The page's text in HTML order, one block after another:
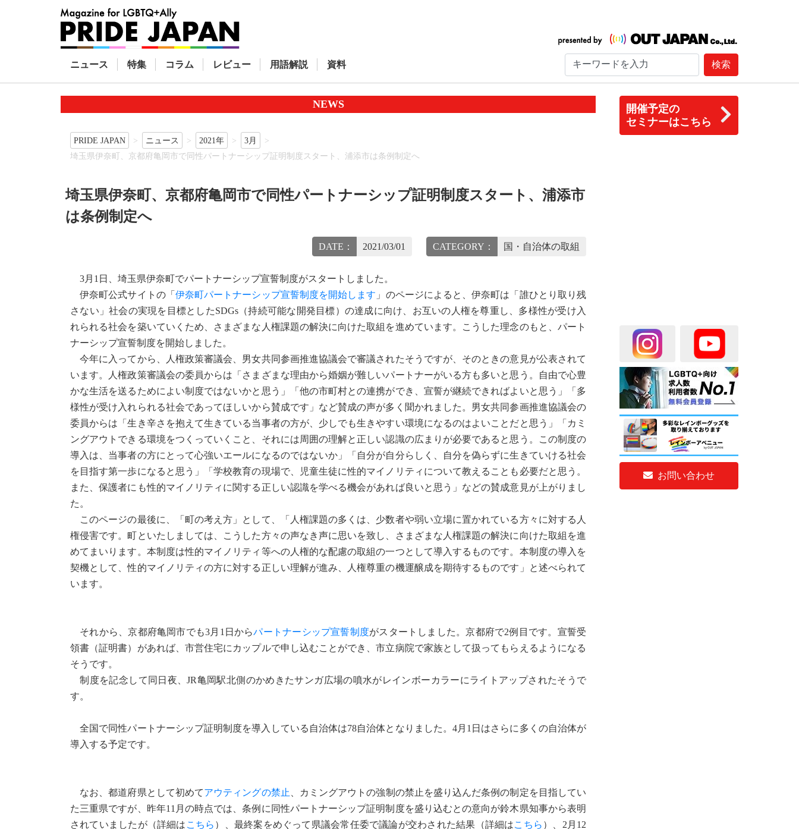
ニュース 特集 コラム レビュー 用語解説 資料 検索
開催予定の
セミナーはこちら
お問い合わせ
NEWS
PRIDE JAPAN ニュース 2021年
3月
埼玉県伊奈町、京都府亀岡市で同性パートナーシップ証明制度スタート、浦添市は条例制定へ
埼玉県伊奈町、京都府亀岡市で同性パートナーシップ証明制度スタート、浦添市
は条例制定へ
DATE： 2021/03/01 CATEGORY： 国・自治体の取組
3月1日、埼玉県伊奈町でパートナーシップ宣誓制度がスタートしました。
伊奈町公式サイトの「 伊奈町パートナーシップ宣誓制度を開始します 」のページによると、伊奈町は「誰ひとり取り残
さない」社会の実現を目標としたSDGs（持続可能な開発目標）の達成に向け、お互いの人権を尊重し、多様性が受け入
れられる社会を築いていくため、さまざまな人権課題の解決に向けた取組を進めています。こうした理念のもと、パート
ナーシップ宣誓制度を開始しました。
今年に入ってから、人権政策審議会、男女共同参画推進協議会で審議されたそうですが、そのときの意見が公表されて
います。人権政策審議会の委員からは「さまざまな理由から婚姻が難しいパートナーがいる方も多いと思う。自由で心豊
かな生活を送るためによい制度ではないかと思う」「他の市町村との連携ができ、宣誓が継続できればよいと思う」「多
様性が受け入れられる社会であってほしいから賛成です」など賛成の声が多く聞かれました。男女共同参画推進協議会の
委員からは「生き辛さを抱えて生きている当事者の方が、少しでも生きやすい環境になるのはよいことだと思う」「カミ
ングアウトできる環境をつくっていくこと、それには周囲の理解と正しい認識の広まりが必要であると思う。この制度の
導入は、当事者の方にとって心強いエールになるのではないか」「自分が自分らしく、自分を偽らずに生きていける社会
を目指す第一歩になると思う」「学校教育の現場で、児童生徒に性的マイノリティについて教えることも必要だと思う。
また、保護者にも性的マイノリティに関する正しい認識を学べる機会があれば良いと思う」などの賛成意見が上がりまし
た。
このページの最後に、「町の考え方」として、「人権課題の多くは、少数者や弱い立場に置かれている方々に対する人
権侵害です。町といたしましては、こうした方々の声なき声に思いを致し、さまざまな人権課題の解決に向けた取組を進
めてまいります。本制度は性的マイノリティ等への人権的な配慮の取組の一つとして導入するものです。本制度の導入を
契機として、性的マイノリティの方に対する正しい理解が進み、人権尊重の機運醸成を期待するものです」と述べられて
います。
それから、京都府亀岡市でも3月1日からパートナーシップ宣誓制度がスタートしました。京都府で2例目です。宣誓受
領書（証明書）があれば、市営住宅にカップルで申し込むことができ、市立病院で家族として扱ってもらえるようになる
そうです。
制度を記念して同日夜、JR亀岡駅北側のかめきたサンガ広場の噴水がレインボーカラーにライトアップされたそうで
す。
全国で同性パートナーシップ証明制度を導入している自治体は78自治体となりました。4月1日はさらに多くの自治体が
導入する予定です。
なお、都道府県として初めてアウティングの禁止
、カミングアウトの強制の禁止を盛り込んだ条例の制定を目指してい
た三重県ですが、昨年11月の時点では、条例に同性パートナーシップ証明制度を盛り込むとの意向が鈴木県知事から表明
されていましたが（詳細は こちら ）、最終案をめぐって県議会常任委で議論が交わされた結果（詳細はこちら ）、2月12